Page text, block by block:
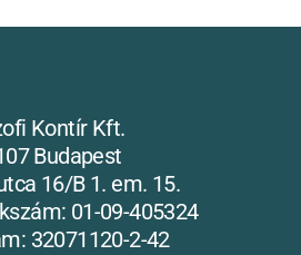
Kontír Kft.
Budapest
16/B 1. em. 15.
01-09-405324
32071120-2-42